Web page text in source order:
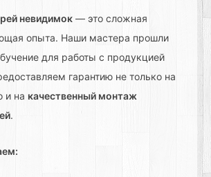
невидимок — это сложная
опыта. Наши мастера прошли
для работы с продукцией
гарантию не только на
и на качественный монтаж
.